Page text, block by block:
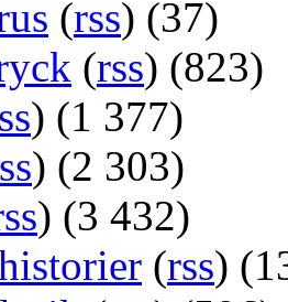
(rss) (37)
(rss) (823)
) (1 377)
) (2 303)
) (3 432)
(rss)